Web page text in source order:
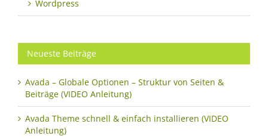
Wordpress
Neueste Beiträge
Avada – Globale Optionen – Struktur von Seiten &
Beiträge (VIDEO Anleitung)
Avada Theme schnell & einfach installieren (VIDEO
Anleitung)